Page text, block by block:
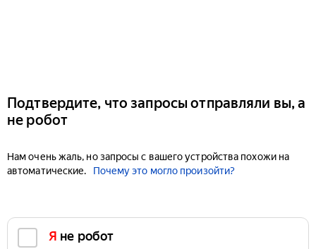
Подтвердите, что запросы отправляли вы, а
не робот
Нам очень жаль, но запросы с вашего устройства похожи на
автоматические.
Почему это могло произойти?
Я не робот